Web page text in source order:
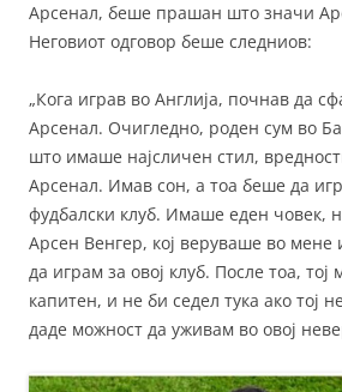
Арсенал, беше прашан што значи
Неговиот одговор беше следниов:
„Кога играв во Англија, почнав да
Арсенал. Очигледно, роден сум во
што имаше најсличен стил,
Арсенал. Имав сон, а тоа беше да
фудбалски клуб. Имаше еден човек,
Арсен Венгер, кој веруваше во
да играм за овој клуб. После тоа,
капитен, и не би седел тука ако тој
даде можност да уживам во овој